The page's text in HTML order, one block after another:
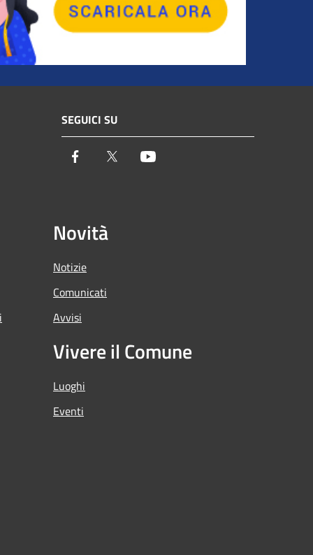
SEGUICI SU
Facebook Twitter
Novità
Notizie
Comunicati
Avvisi
Vivere il Comune
Luoghi
Eventi